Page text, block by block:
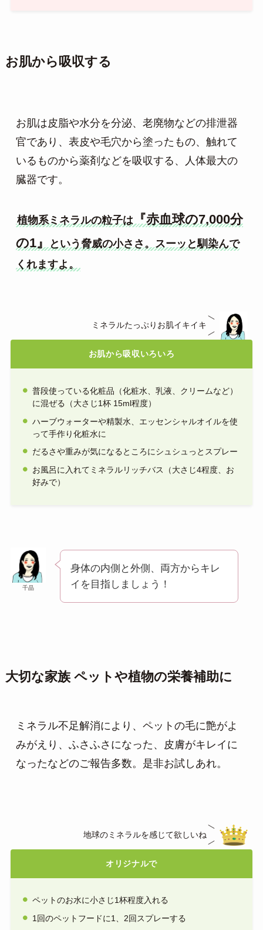
お肌から吸収する
お肌は皮脂や水分を分泌、老廃物などの排泄器
官であり、表皮や毛穴から塗ったもの、触れて
いるものから薬剤などを吸収する、人体最大の
臓器です。
植物系ミネラルの粒子は『赤血球の7,000分
の1』
という脅威の小ささ。スーッと馴染んで
くれますよ。
ミネラルたっぷりお肌イキイキ
お肌から吸収いろいろ
普段使っている化粧品（化粧水、乳液、クリームなど）
に混ぜる（大さじ1杯 15ml程度）
ハーブウォーターや精製水、エッセンシャルオイルを使
って手作り化粧水に
だるさや重みが気になるところにシュシュっとスプレー
お風呂に入れてミネラルリッチバス（大さじ4程度、お
好みで）
千晶
身体の内側と外側、両方からキレ
イを目指しましょう！
大切な家族 ペットや植物の栄養補助に
ミネラル不足解消により、ペットの毛に艶がよ
みがえり、ふさふさになった、皮膚がキレイに
なったなどのご報告多数。是非お試しあれ。
地球のミネラルを感じて欲しいね
オリジナルで
ペットのお水に小さじ1杯程度入れる
1回のペットフードに1、2回スプレーする